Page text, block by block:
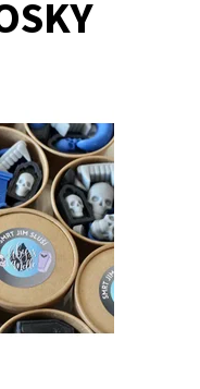
právě naopak. Smrt
voní. Černá - javor,